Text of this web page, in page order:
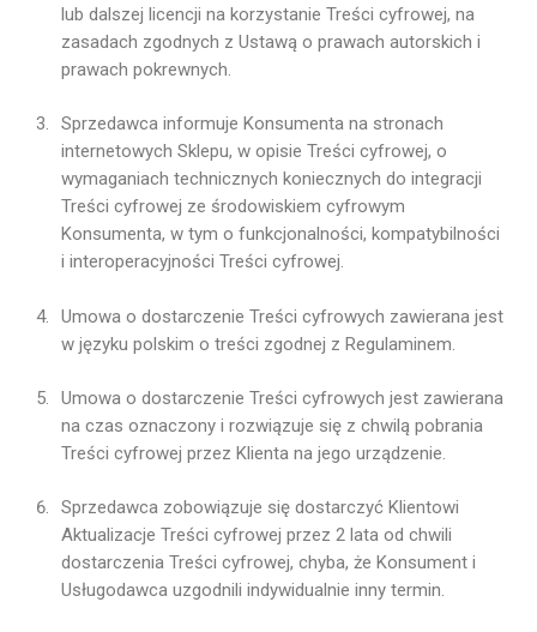
lub dalszej licencji na korzystanie Treści cyfrowej, na
zasadach zgodnych z Ustawą o prawach autorskich i
prawach pokrewnych.
Sprzedawca informuje Konsumenta na stronach
internetowych Sklepu, w opisie Treści cyfrowej, o
wymaganiach technicznych koniecznych do integracji
Treści cyfrowej ze środowiskiem cyfrowym
Konsumenta, w tym o funkcjonalności, kompatybilności
i interoperacyjności Treści cyfrowej.
Umowa o dostarczenie Treści cyfrowych zawierana jest
w języku polskim o treści zgodnej z Regulaminem.
Umowa o dostarczenie Treści cyfrowych jest zawierana
na czas oznaczony i rozwiązuje się z chwilą pobrania
Treści cyfrowej przez Klienta na jego urządzenie.
Sprzedawca zobowiązuje się dostarczyć Klientowi
Aktualizacje Treści cyfrowej przez 2 lata od chwili
dostarczenia Treści cyfrowej, chyba, że Konsument i
Usługodawca uzgodnili indywidualnie inny termin.